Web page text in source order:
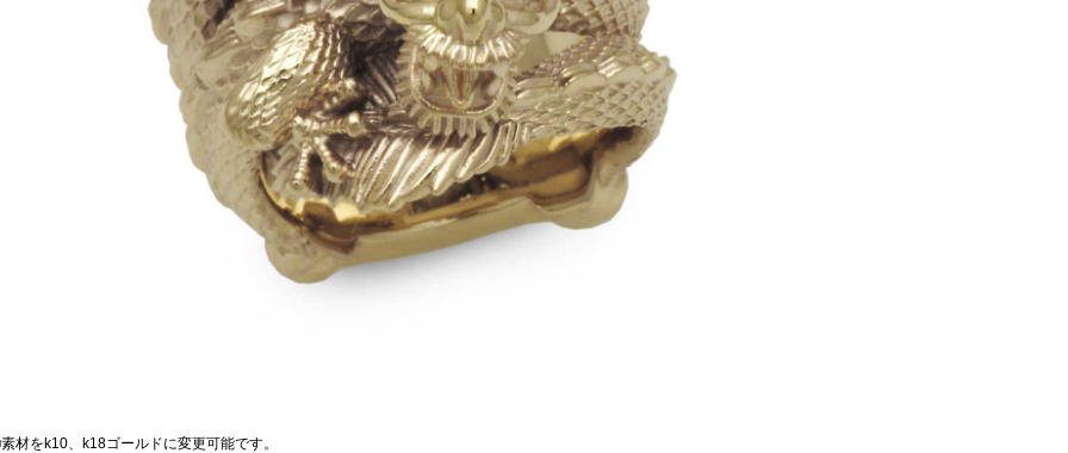
材をk10、k18ゴールドに変更可能です。